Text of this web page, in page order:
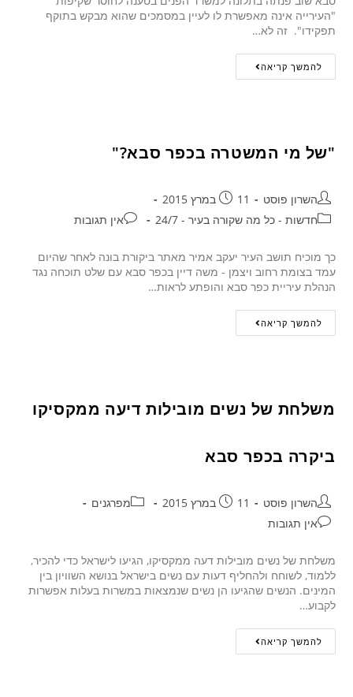
"העירייה אינה מאפשרת לו לעיין במסמכים שהוא מבקש בתוקף
תפקידו". זה לא…
להמשך קריאה
"של מי המשטרה בכפר סבא?"
השרון פוסט
11 במרץ 2015
חדשות - כל מה שקורה בעיר - 24/7
אין תגובות
כך מוכיח תושב העיר יעקב אמיר מאתר ביקורת בונה לאחר שהיום
עמד בצומת רחוב ויצמן - משה דיין בכפר סבא עם שלט תוכחה נגד
הנהלת עיריית כפר סבא והופתע לראות…
להמשך קריאה
משלחת של נשים מובילות דיעה ממקסיקו
ביקרה בכפר סבא
השרון פוסט 11 במרץ 2015
מפרגנים
אין תגובות
משלחת של נשים מובילות דעה ממקסיקו, הגיעו לישראל כדי להכיר,
ללמוד, לשוחח ולהחליף דעות עם נשים בישראל בנושא השוויון בין
המינים. הנשים שהגיעו הן נשים שנמצאות במשרות בעלות אפשרות
לקבוע…
להמשך קריאה